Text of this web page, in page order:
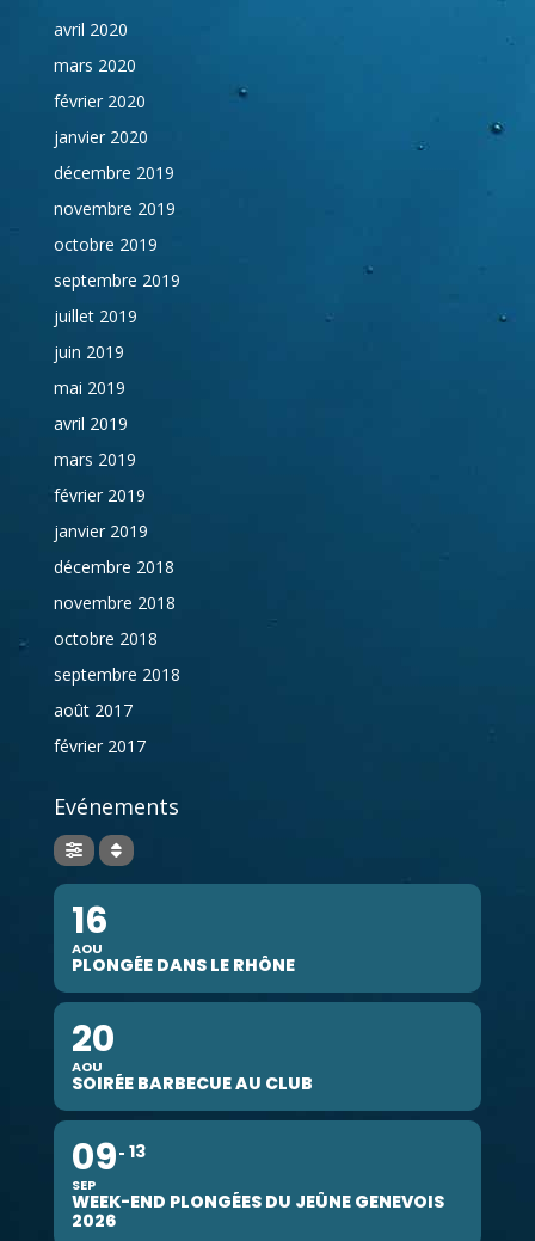
avril 2020
mars 2020
février 2020
janvier 2020
décembre 2019
novembre 2019
octobre 2019
septembre 2019
juillet 2019
juin 2019
mai 2019
avril 2019
mars 2019
février 2019
janvier 2019
décembre 2018
novembre 2018
octobre 2018
septembre 2018
août 2017
février 2017
Evénements
16
AOU
PLONGÉE DANS LE RHÔNE
20
AOU
SOIRÉE BARBECUE AU CLUB
09
SEP
13
WEEK-END PLONGÉES DU JEÛNE GENEVOIS
2026